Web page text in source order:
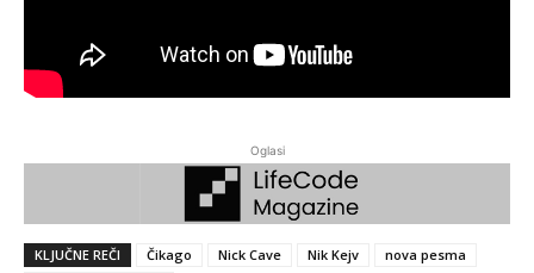
Oglasi
KLJUČNE REČI Čikago Nick Cave Nik Kejv
nova pesma